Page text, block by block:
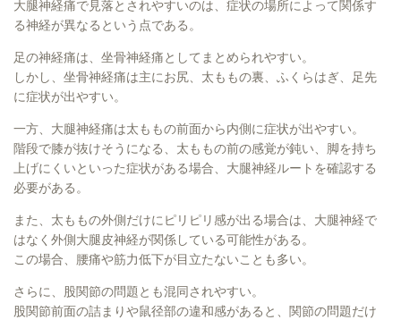
大腿神経痛で見落とされやすいのは、症状の場所によって関係す
る神経が異なるという点である。
足の神経痛は、坐骨神経痛としてまとめられやすい。
しかし、坐骨神経痛は主にお尻、太ももの裏、ふくらはぎ、足先
に症状が出やすい。
一方、大腿神経痛は太ももの前面から内側に症状が出やすい。
階段で膝が抜けそうになる、太ももの前の感覚が鈍い、脚を持ち
上げにくいといった症状がある場合、大腿神経ルートを確認する
必要がある。
また、太ももの外側だけにピリピリ感が出る場合は、大腿神経で
はなく外側大腿皮神経が関係している可能性がある。
この場合、腰痛や筋力低下が目立たないことも多い。
さらに、股関節の問題とも混同されやすい。
股関節前面の詰まりや鼠径部の違和感があると、関節の問題だけ